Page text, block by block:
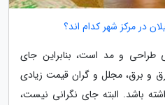
در مرکز شهر کدام اند؟
طراحی و مد است، بنابراین جای
و برق، مجلل و گران قیمت زیادی
باشد. البته جای نگرانی نیست،